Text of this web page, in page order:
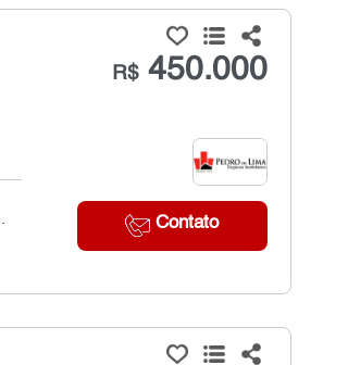
R$450.000
Contato